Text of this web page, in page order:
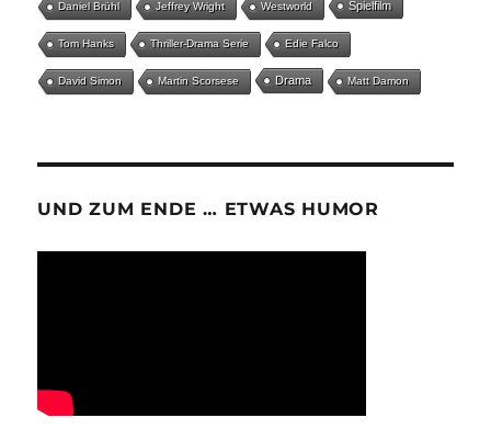
Daniel Brühl Jeffrey Wright Westworld Spielfilm
Tom Hanks Thriller-Drama Serie Edie Falco
David Simon Martin Scorsese Drama Matt Damon
UND ZUM ENDE … ETWAS HUMOR